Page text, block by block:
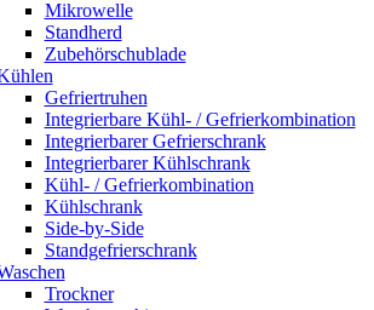
Mikrowelle
Standherd
Zubehörschublade
Gefriertruhen
Integrierbare Kühl- / Gefrierkombination
Integrierbarer Gefrierschrank
Integrierbarer Kühlschrank
Kühl- / Gefrierkombination
Kühlschrank
Side-by-Side
Standgefrierschrank
Trockner